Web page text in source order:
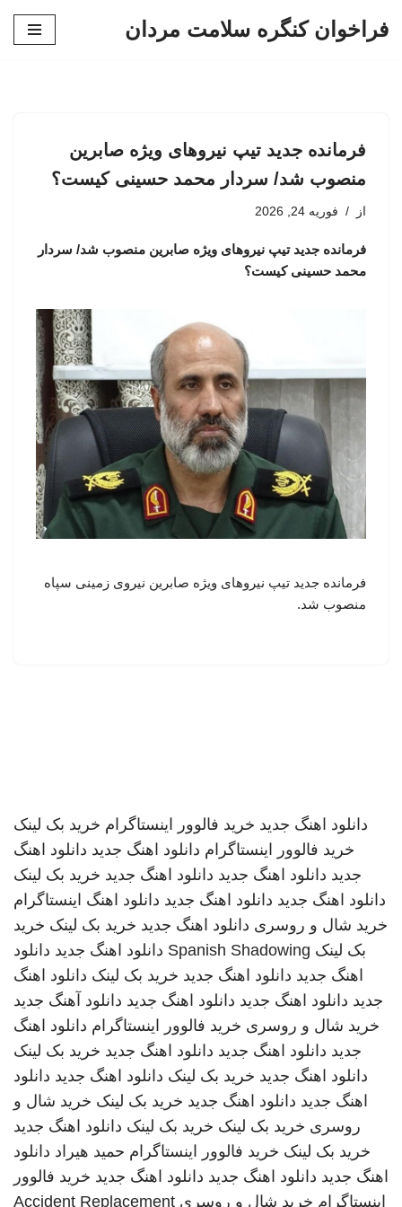
فراخوان کنگره سلامت مردان
فرمانده جدید تیپ نیروهای ویژه صابرین
منصوب شد/ سردار محمد حسینی کیست؟
از فوریه 24, 2026
فرمانده جدید تیپ نیروهای ویژه صابرین منصوب شد/ سردار
محمد حسینی کیست؟
فرمانده جدید تیپ نیروهای ویژه صابرین نیروی زمینی سپاه
منصوب شد.
دانلود اهنگ جدید خرید فالوور اینستاگرام خرید بک لینک
خرید فالوور اینستاگرام دانلود اهنگ جدید دانلود اهنگ
جدید دانلود اهنگ جدید دانلود اهنگ جدید خرید بک لینک
دانلود اهنگ جدید دانلود اهنگ جدید دانلود اهنگ اینستاگرام
خرید شال و روسری دانلود اهنگ جدید خرید بک لینک خرید
بک لینک Spanish Shadowing دانلود اهنگ جدید دانلود
اهنگ جدید دانلود اهنگ جدید خرید بک لینک دانلود اهنگ
جدید دانلود اهنگ جدید دانلود اهنگ جدید دانلود آهنگ جدید
خرید شال و روسری خرید فالوور اینستاگرام دانلود اهنگ
جدید دانلود اهنگ جدید دانلود اهنگ جدید خرید بک لینک
دانلود اهنگ جدید خرید بک لینک دانلود اهنگ جدید دانلود
اهنگ جدید دانلود اهنگ جدید خرید بک لینک خرید شال و
روسری خرید بک لینک خرید بک لینک دانلود اهنگ جدید
خرید بک لینک خرید فالوور اینستاگرام حمید هیراد دانلود
اهنگ جدید دانلود اهنگ جدید دانلود اهنگ جدید خرید فالوور
اینستاگرام خرید شال و روسری Accident Replacement